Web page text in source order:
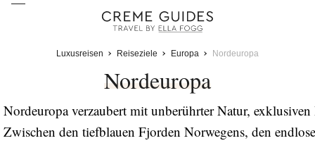
Luxusreisen Reiseziele Europa Nordeuropa
Nordeuropa
Nordeuropa verzaubert mit unberührter Natur,
Zwischen den tiefblauen Fjorden Norwegens, den